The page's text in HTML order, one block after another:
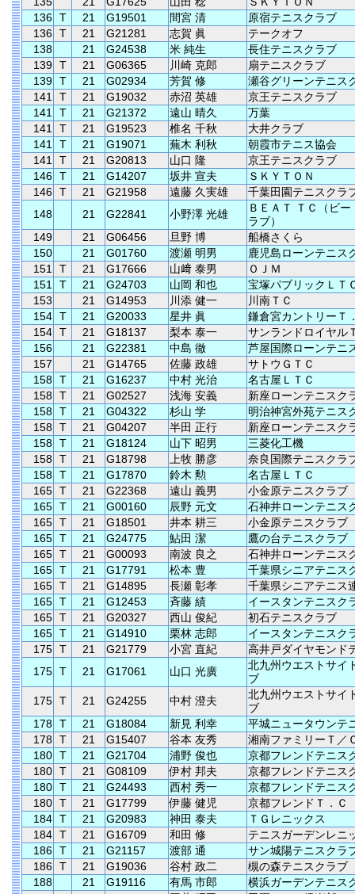
136 T 21 G19501 間宮 清
原宿テニスクラブ
136 T 21 G21281 志賀 眞
テークオフ
138
21 G24538 米 純生
長住テニスクラブ
139 T 21 G06365 川崎 克郎
扇テニスクラブ
139 T 21 G02934 芳賀 修
瀬谷グリーンテニス
141
T 21 G19032 赤沼 英雄
京王テニスクラブ
141
T 21 G21372 遠山 晴久
万葉
141
T 21 G19523 椎名 千秋
大井クラブ
141
T 21 G19071 蕪木 利秋
朝霞市テニス協会
141
T 21 G20813 山口 隆
京王テニスクラブ
146 T 21 G14207 坂井 宣夫
ＳＫＹＴＯＮ
146 T 21 G21958 遠藤 久実雄
千葉田園テニスクラ
148
21 G22841 小野澤 光雄
ＢＥＡＴ ＴＣ（ビー
ラブ）
149
21 G06456 旦野 博
船橋さくら
150
21 G01760 渡瀬 明男
鹿児島ローンテニス
151
T 21 G17666 山﨑 泰男
ＯＪＭ
151
T 21 G24703 山岡 和也
宝塚パブリックＬＴ
153
21 G14953 川添 健一
川南ＴＣ
154 T 21 G20033 星井 眞
鎌倉宮カントリーＴ
154 T 21 G18137 梨本 泰一
サンランドロイヤル
156
21 G22381 中島 徹
芦屋国際ローンテニ
157
21 G14765 佐藤 政雄
サトウＧＴＣ
158 T 21 G16237 中村 光治
名古屋ＬＴＣ
158 T 21 G02527 浅海 安義
新座ローンテニスク
158 T 21 G04322 杉山 学
明治神宮外苑テニス
158 T 21 G04207 半田 正行
新座ローンテニスク
158 T 21 G18124 山下 昭男
三菱化工機
158 T 21 G18798 上牧 勝彦
奈良国際テニスクラ
158 T 21 G17870 鈴木 勲
名古屋ＬＴＣ
165 T 21 G22368 遠山 義男
小金原テニスクラブ
165 T 21 G00160 辰野 元文
石神井ローンテニス
165 T 21 G18501 井本 耕三
小金原テニスクラブ
165 T 21 G24775 鮎田 潔
鷹の台テニスクラブ
165 T 21 G00093 南波 良之
石神井ローンテニス
165 T 21 G17791 松本 豊
千葉県シニアテニス
165 T 21 G14895 長瀬 彰孝
千葉県シニアテニス
165 T 21 G12453 斉藤 績
イースタンテニスク
165 T 21 G20327 西山 俊紀
初石テニスクラブ
165 T 21 G14910 栗林 志郎
イースタンテニスク
175 T 21 G21779 小宮 直紀
高井戸ダイヤモンド
175 T 21 G17061 山口 光廣
北九州ウエストサイ
ブ
175 T 21 G24255 中村 澄夫
北九州ウエストサイ
ブ
178 T 21 G18084 新見 利幸
平城ニュータウンテ
178 T 21 G15407 谷本 友秀
湘南ファミリーＴ／
180 T 21 G21704 浦野 俊也
京都フレンドテニス
180 T 21 G08109 伊村 邦夫
京都フレンドテニス
180 T 21 G24493 西村 秀一
京都フレンドテニス
180 T 21 G17799 伊藤 健児
京都フレンドＴ．Ｃ
184 T 21 G20983 神田 泰夫
ＴＧレニックス
184 T 21 G16709 和田 修
テニスガーデンレニ
186 T 21 G21157 渡部 通
サン城陽テニスクラ
186 T 21 G19036 谷村 政二
槻の森テニスクラブ
188
21 G19116 有馬 市郎
横浜ガーデンテニス